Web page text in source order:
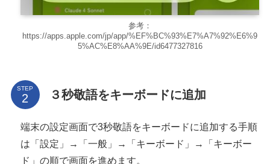
参考：
https://apps.apple.com/jp/app/%EF%BC%93%E7%A7%92%E6%9
5%AC%E8%AA%9E/id6477327816
STEP ３秒敬語をキーボードに追加
端末の設定画面で3秒敬語をキーボードに追加する手順
は「設定」→「一般」→「キーボード」→「キーボー
ド」の順で画面を進めます。